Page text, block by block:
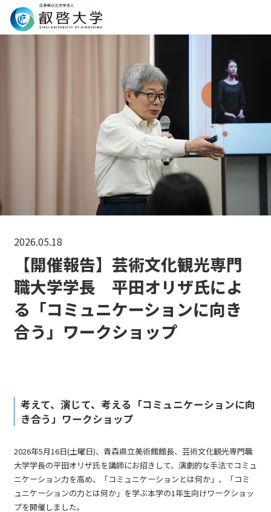
Search
2026.05.18
【開催報告】芸術文化観光専門
職大学学長 平田オリザ氏によ
る「コミュニケーションに向き
合う」ワークショップ
考えて、演じて、考える「コミュニケーションに向
き合う」ワークショップ
2026年5月16日(土曜日)、青森県立美術館館長、芸術文化観光専門職
大学学長の平田オリザ氏を講師にお招きして、演劇的な手法でコミュ
ニケーション力を高め、「コミュニケーションとは何か」、「コミ
ュニケーションの力とは何か」を学ぶ本学の1年生向けワークショッ
プを開催しました。